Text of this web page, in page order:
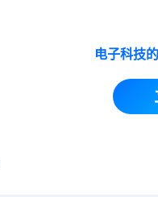
电子科技